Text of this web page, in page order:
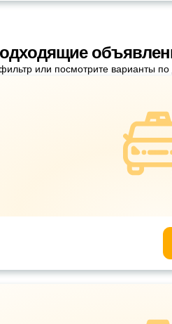
или посмотрите варианты по